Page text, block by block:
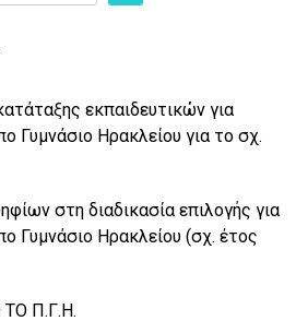
εκπαιδευτικών για
Γυμνάσιο Ηρακλείου για το σχ.
στη διαδικασία επιλογής για
Γυμνάσιο Ηρακλείου (σχ. έτος
Π.Γ.Η.